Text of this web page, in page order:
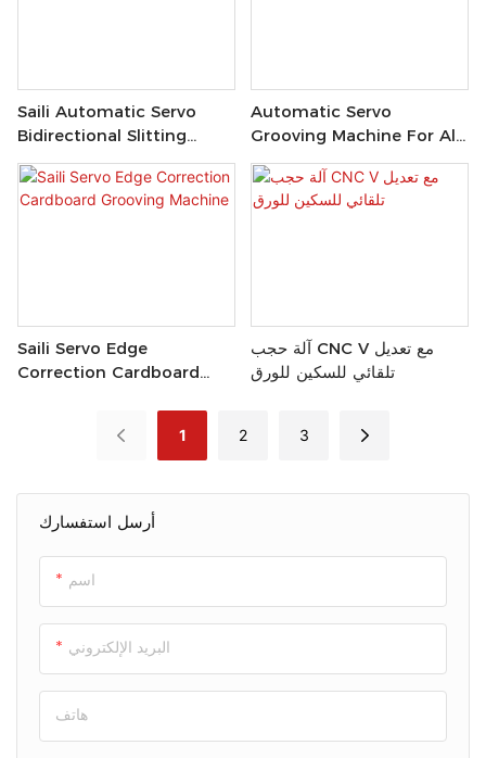
أرسل استفسارك
اسم
البريد الإلكتروني
هاتف
Saili Automatic Servo
Bidirectional Slitting
Machine
Automatic Servo
Grooving Machine For All
Kinds Of Gray Board
Saili Servo Edge
Correction Cardboard
آلة حجب CNC V مع تعديل
تلقائي للسكين للورق
1 2 3